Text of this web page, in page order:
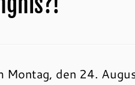
Montag, den 24.